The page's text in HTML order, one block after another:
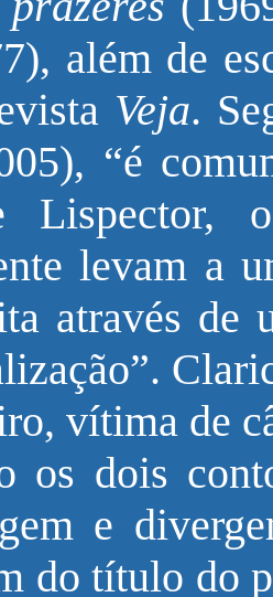
além de
Veja.
“é
levam a
através de
vítima de
os dois
e
do título do